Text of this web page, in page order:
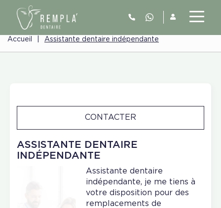
Accueil Assistante dentaire indépendante
ASSISTANTE DENTAIRE
INDÉPENDANTE
CONTACTER
Assistante dentaire
indépendante, je me tiens à
votre disposition pour des
remplacements de